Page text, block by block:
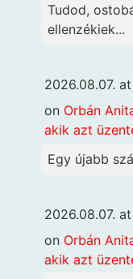
Tudod,
ellenzékiek...
2026.08.07.
on Orbán
akik azt
Egy újabb
2026.08.07.
on Orbán
akik azt